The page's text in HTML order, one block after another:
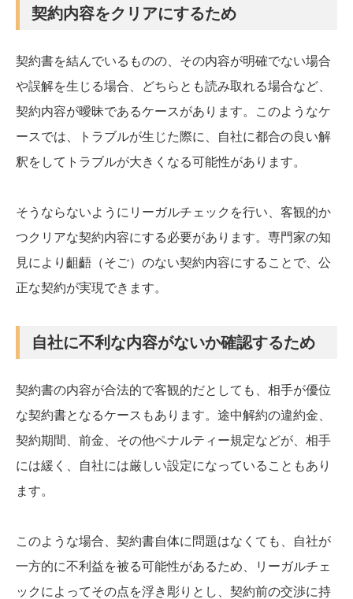
契約内容をクリアにするため
契約書を結んでいるものの、その内容が明確でない場合
や誤解を生じる場合、どちらとも読み取れる場合など、
契約内容が曖昧であるケースがあります。このようなケ
ースでは、トラブルが生じた際に、自社に都合の良い解
釈をしてトラブルが大きくなる可能性があります。
そうならないようにリーガルチェックを行い、客観的か
つクリアな契約内容にする必要があります。専門家の知
見により齟齬（そご）のない契約内容にすることで、公
正な契約が実現できます。
自社に不利な内容がないか確認するため
契約書の内容が合法的で客観的だとしても、相手が優位
な契約書となるケースもあります。途中解約の違約金、
契約期間、前金、その他ペナルティー規定などが、相手
には緩く、自社には厳しい設定になっていることもあり
ます。
このような場合、契約書自体に問題はなくても、自社が
一方的に不利益を被る可能性があるため、リーガルチェ
ックによってその点を浮き彫りとし、契約前の交渉に持